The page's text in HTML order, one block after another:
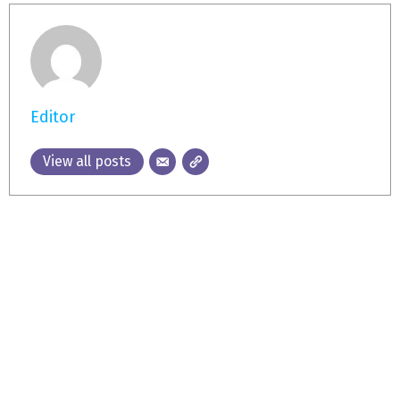
Editor
View all posts